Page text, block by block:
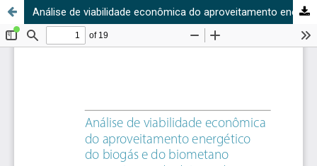
Análise de viabilidade econômica do aproveitamento energético do biogás e do biometano provenientes de dejetos de suínos